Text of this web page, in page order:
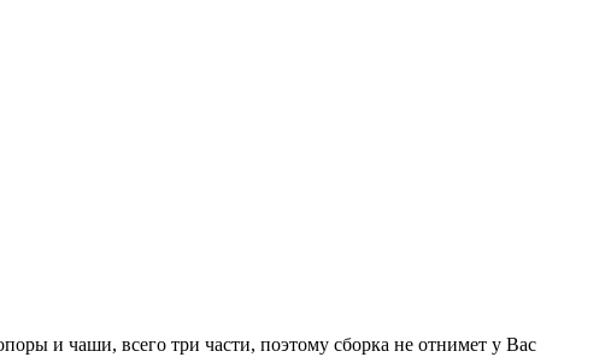
и чаши, всего три части, поэтому сборка не отнимет у Вас